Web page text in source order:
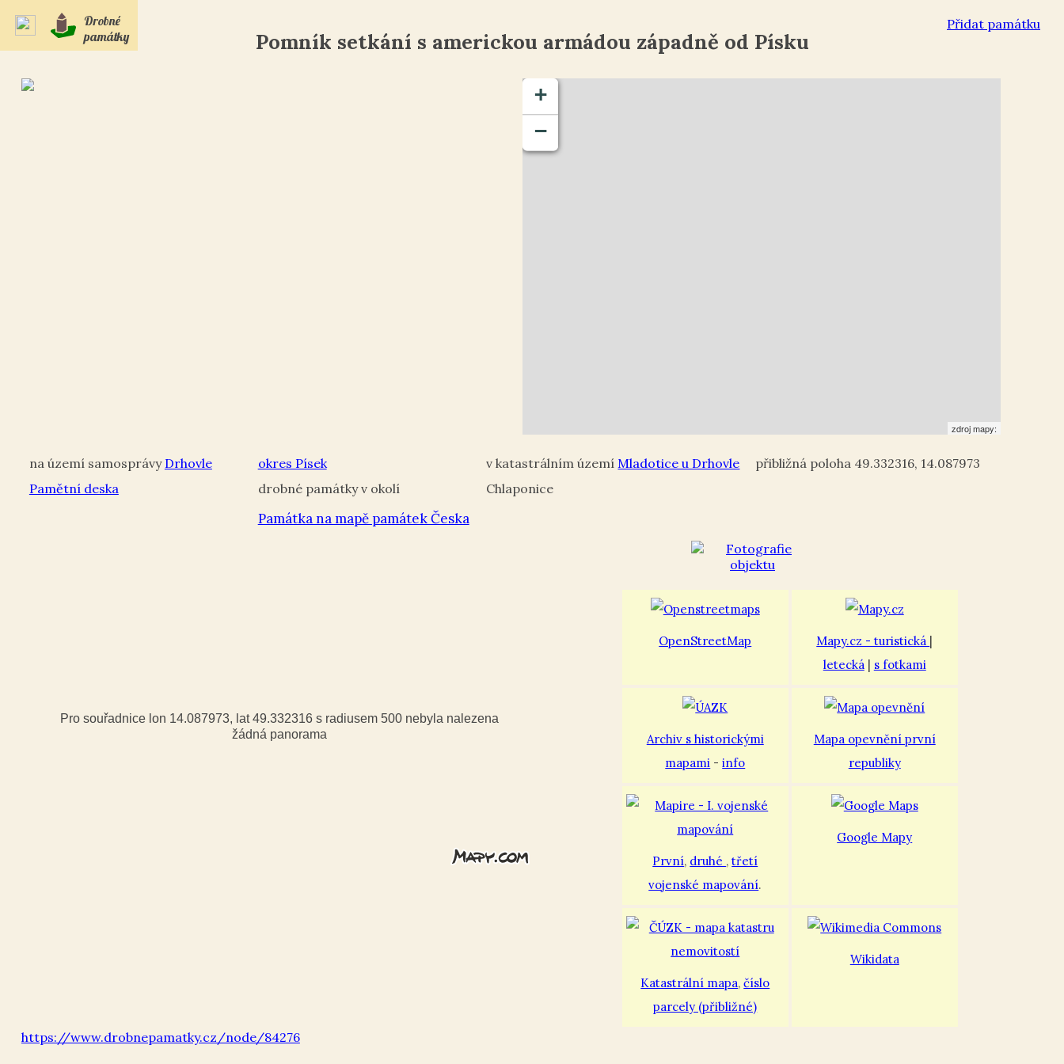
Přidat památku
Drobné
památky
Pomník setkání s americkou armádou západně od Písku
+
−
zdroj mapy:
Drhovle okres Písek Mladotice u Drhovle 49.332316, 14.087973
Pamětní deska
Památka na mapě památek Česka
Chlaponice
Pro souřadnice lon 14.087973, lat 49.332316 s radiusem 500 nebyla nalezena
žádná panorama
OpenStreetMap Mapy.cz - turistická |
letecká| s fotkami
Archiv s historickými
mapami -info
Mapa opevnění první
republiky
První, druhé ,třetí
vojenské mapování.
Google Mapy
Katastrální mapa,číslo
parcely (přibližné)
Wikidata
https://www.drobnepamatky.cz/node/84276